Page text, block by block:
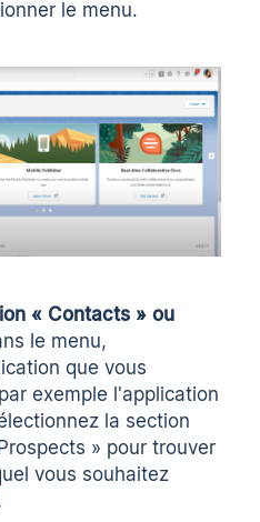
le menu.
« Contacts » ou
le menu,
que vous
exemple l'application
la section
» pour trouver
vous souhaitez